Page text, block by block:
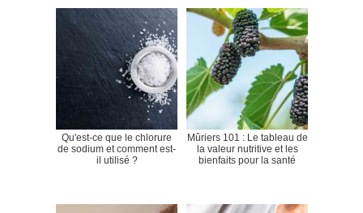
Qu'est-ce que le chlorure
de sodium et comment est-
il utilisé ?
Mûriers 101 : Le tableau de
la valeur nutritive et les
bienfaits pour la santé